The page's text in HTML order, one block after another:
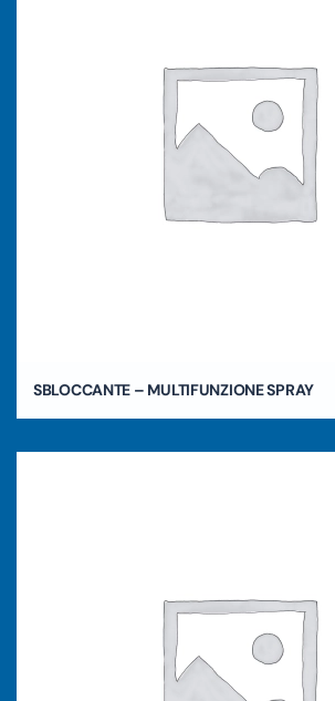
SBLOCCANTE – MULTIFUNZIONE SPRAY